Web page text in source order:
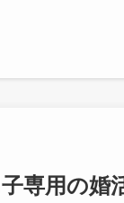
専用の婚